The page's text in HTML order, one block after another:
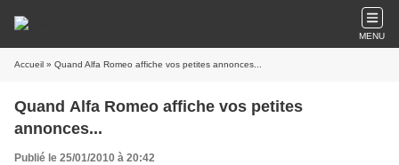
MENU
Accueil » Quand Alfa Romeo affiche vos petites annonces...
Quand Alfa Romeo affiche vos petites
annonces...
Publié le 25/01/2010 à 20:42